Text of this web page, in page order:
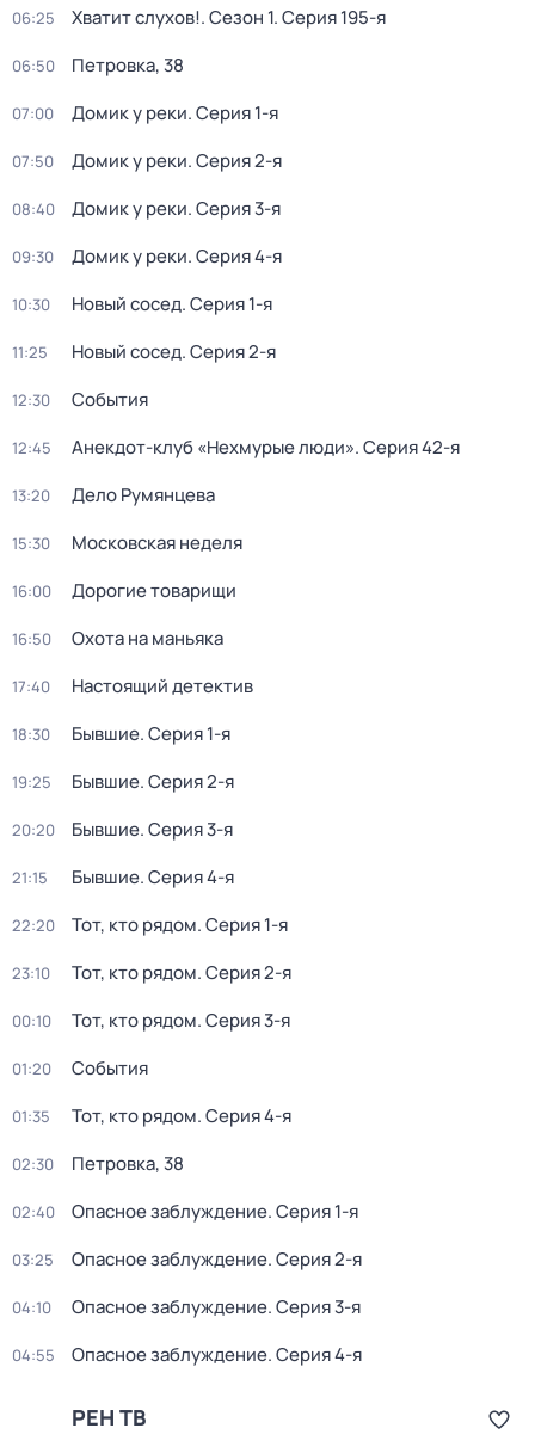
06:25 Хватит слухов!. Сезон 1. Серия 195-я
06:50 Петровка, 38
07:00 Домик у реки. Серия 1-я
07:50 Домик у реки. Серия 2-я
08:40 Домик у реки. Серия 3-я
09:30 Домик у реки. Серия 4-я
10:30 Новый сосед. Серия 1-я
11:25 Новый сосед. Серия 2-я
12:30 События
12:45 Анекдот-клуб «Нехмурые люди». Серия 42-я
13:20 Дело Румянцева
15:30 Московская неделя
16:00 Дорогие товарищи
16:50 Охота на маньяка
17:40 Настоящий детектив
18:30 Бывшие. Серия 1-я
19:25 Бывшие. Серия 2-я
20:20 Бывшие. Серия 3-я
21:15 Бывшие. Серия 4-я
22:20 Тот, кто рядом. Серия 1-я
23:10 Тот, кто рядом. Серия 2-я
00:10 Тот, кто рядом. Серия 3-я
01:20 События
01:35 Тот, кто рядом. Серия 4-я
02:30 Петровка, 38
02:40 Опасное заблуждение. Серия 1-я
03:25 Опасное заблуждение. Серия 2-я
04:10 Опасное заблуждение. Серия 3-я
04:55 Опасное заблуждение. Серия 4-я
РЕН ТВ